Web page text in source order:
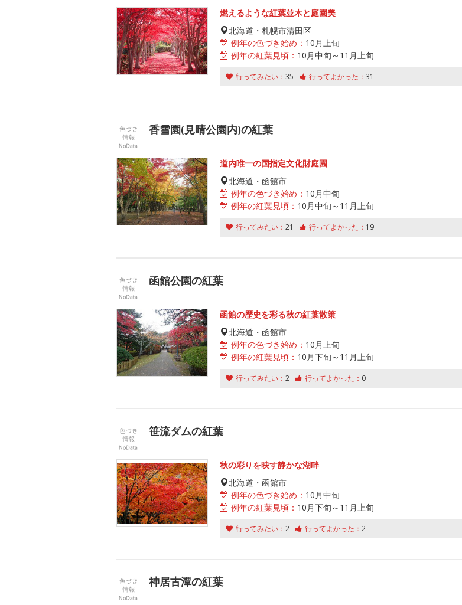
燃えるような紅葉並木と庭園美
北海道・札幌市清田区
例年の色づき始め： 10月上旬
例年の紅葉見頃： 10月中旬～11月上旬
行ってみたい： 35 行ってよかった： 31
香雪園(見晴公園内)の紅葉
道内唯一の国指定文化財庭園
北海道・函館市
例年の色づき始め： 10月中旬
例年の紅葉見頃： 10月中旬～11月上旬
行ってみたい： 21 行ってよかった： 19
函館公園の紅葉
函館の歴史を彩る秋の紅葉散策
北海道・函館市
例年の色づき始め： 10月上旬
例年の紅葉見頃： 10月下旬～11月上旬
行ってみたい： 2 行ってよかった： 0
笹流ダムの紅葉
秋の彩りを映す静かな湖畔
北海道・函館市
例年の色づき始め： 10月中旬
例年の紅葉見頃： 10月下旬～11月上旬
行ってみたい： 2 行ってよかった： 2
神居古潭の紅葉